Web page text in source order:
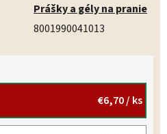
Prášky a gély na pranie
8001990041013
€6,70/ ks